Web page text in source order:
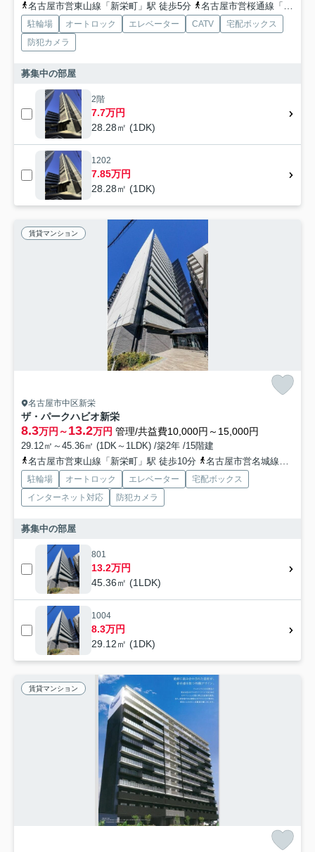
名古屋市営東山線「新栄町」駅 徒歩5分
名古屋市営桜通線「高岳」駅 徒歩15分
駐輪場 オートロック エレベーター CATV
宅配ボックス
防犯カメラ
募集中の部屋
2階
7.7万円
28.28㎡ (1DK)
1202
7.85万円
28.28㎡ (1DK)
賃貸マンション
名古屋市中区新栄
ザ・パークハビオ新栄
8.3万円～13.2万円 管理/共益費10,000円～15,000円
29.12㎡～45.36㎡ (1DK～1LDK) /築2年 /15階建
名古屋市営東山線「新栄町」駅 徒歩10分
名古屋市営名城線「矢場町」駅 徒歩12分
駐輪場 オートロック エレベーター
宅配ボックス
インターネット対応
防犯カメラ
募集中の部屋
801
13.2万円
45.36㎡ (1LDK)
1004
8.3万円
29.12㎡ (1DK)
賃貸マンション